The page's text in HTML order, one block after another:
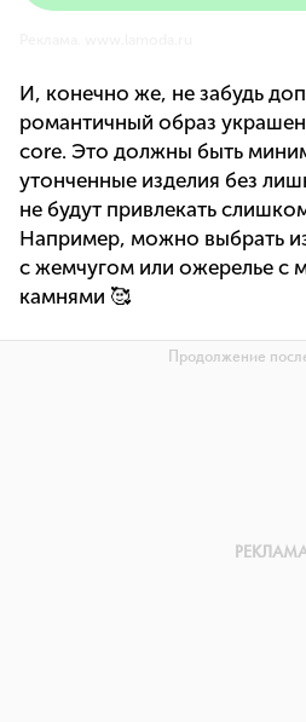
И, конечно же, не забудь
романтичный образ
core. Это должны быть
утонченные изделия без
не будут привлекать
Например, можно выбрать
с жемчугом или ожерелье с
камнями 🥰